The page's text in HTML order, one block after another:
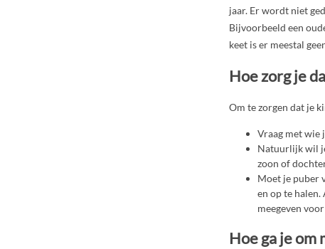
jaar. Er wordt niet
Bijvoorbeeld een
keet is er meestal
Hoe zorg je
Om te zorgen dat je
Vraag met wie
Natuurlijk wil
zoon of
Moet je puber
en op te halen.
meegeven
Hoe ga je om